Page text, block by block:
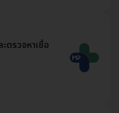
ตรวจหาเชื้อ